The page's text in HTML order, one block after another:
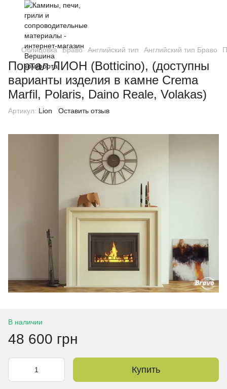
Облицовка Браво Английский тип Английский тип Браво
Портал ЛИОН (Botticino), (доступны
варианты изделия в камне Crema
Marfil, Polaris, Daino Reale, Volakas)
Артикул: Lion Оставить отзыв
В наличии
48 600 грн
Купить